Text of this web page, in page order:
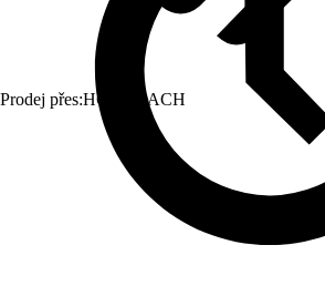
Prodej přes:HORNBACH